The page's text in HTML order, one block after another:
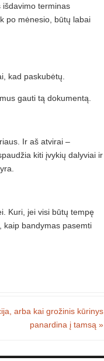
išdavimo terminas
po mėnesio, būtų labai
kad paskubėtų.
gauti tą dokumentą.
Ir aš atvirai –
kiti įvykių dalyviai ir
Kuri, jei visi būtų tempę
kaip bandymas pasemti
arba kai grožinis kūrinys
panardina į tamsą »